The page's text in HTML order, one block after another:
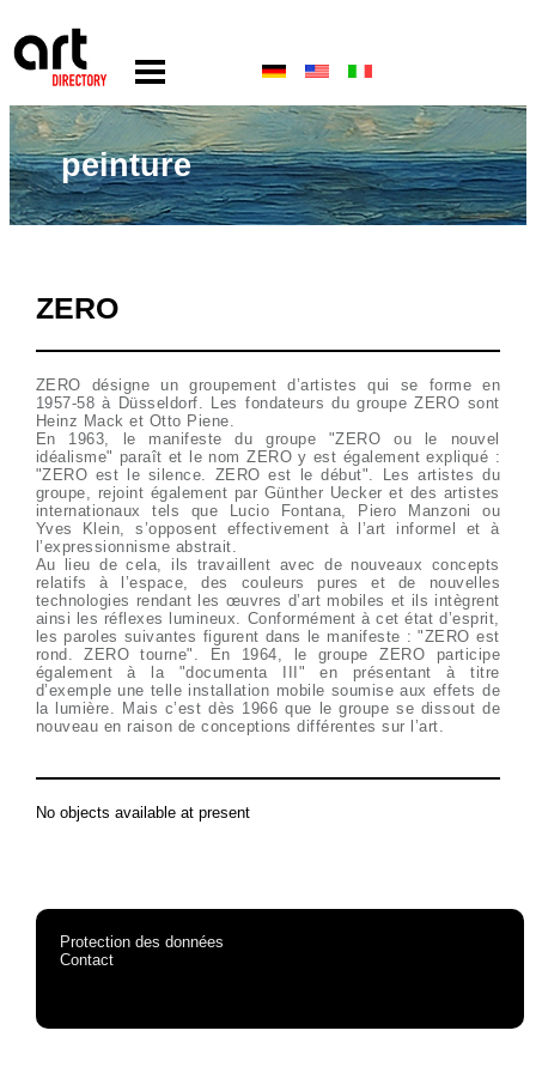
peinture
ZERO
ZERO désigne un groupement d’artistes qui se forme en
1957-58 à Düsseldorf. Les fondateurs du groupe ZERO sont
Heinz Mack et Otto Piene.
En 1963, le manifeste du groupe "ZERO ou le nouvel
idéalisme" paraît et le nom ZERO y est également expliqué :
"ZERO est le silence. ZERO est le début". Les artistes du
groupe, rejoint également par Günther Uecker et des artistes
internationaux tels que Lucio Fontana, Piero Manzoni ou
Yves Klein, s’opposent effectivement à l’art informel et à
l’expressionnisme abstrait.
Au lieu de cela, ils travaillent avec de nouveaux concepts
relatifs à l’espace, des couleurs pures et de nouvelles
technologies rendant les œuvres d’art mobiles et ils intègrent
ainsi les réflexes lumineux. Conformément à cet état d’esprit,
les paroles suivantes figurent dans le manifeste : "ZERO est
rond. ZERO tourne". En 1964, le groupe ZERO participe
également à la "documenta III" en présentant à titre
d’exemple une telle installation mobile soumise aux effets de
la lumière. Mais c’est dès 1966 que le groupe se dissout de
nouveau en raison de conceptions différentes sur l’art.
No objects available at present
Protection des données
Contact